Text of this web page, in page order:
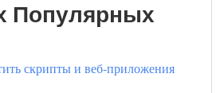
Популярных
скрипты и веб-приложения